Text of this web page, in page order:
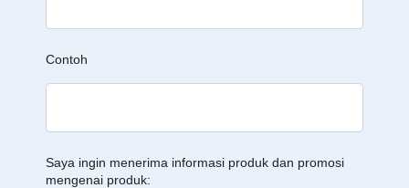
Contoh
Saya ingin menerima informasi produk dan promosi
mengenai produk: